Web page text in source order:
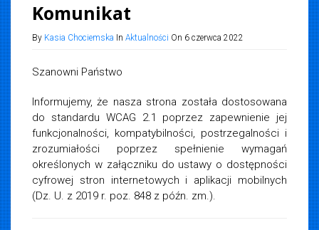
Komunikat
By Kasia Chociemska In Aktualności On 6 czerwca 2022
Szanowni Państwo
Informujemy, że nasza strona została dostosowana
do standardu WCAG 2.1 poprzez zapewnienie jej
funkcjonalności, kompatybilności, postrzegalności i
zrozumiałości poprzez spełnienie wymagań
określonych w załączniku do ustawy o dostępności
cyfrowej stron internetowych i aplikacji mobilnych
(Dz. U. z 2019 r. poz. 848 z późn. zm.).